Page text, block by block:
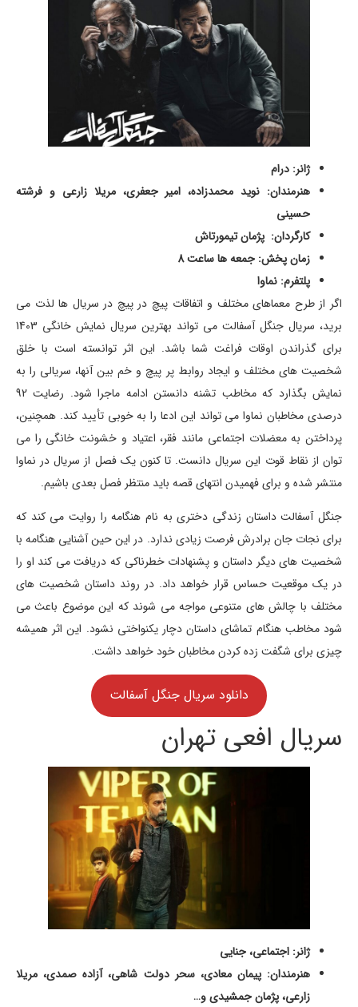
ژانر: درام
هنرمندان: نوید محمدزاده، امیر جعفری، مریلا زارعی و فرشته
حسینی
کارگردان: پژمان تیمورتاش
زمان پخش: جمعه ها ساعت 8
پلتفرم: نماوا
اگر از طرح معماهای مختلف و اتفاقات پیچ در پیچ در سریال ها لذت می
برید، سریال جنگل آسفالت می تواند بهترین سریال نمایش خانگی 1403
برای گذراندن اوقات فراغت شما باشد. این اثر توانسته است با خلق
شخصیت های مختلف و ایجاد روابط پر پیچ و خم بین آنها، سریالی را به
نمایش بگذارد که مخاطب تشنه دانستن ادامه ماجرا شود. رضایت 92
درصدی مخاطبان نماوا می تواند این ادعا را به خوبی تأیید کند. همچنین،
پرداختن به معضلات اجتماعی مانند فقر، اعتیاد و خشونت خانگی را می
توان از نقاط قوت این سریال دانست. تا کنون یک فصل از سریال در نماوا
منتشر شده و برای فهمیدن انتهای قصه باید منتظر فصل بعدی باشیم.
جنگل آسفالت داستان زندگی دختری به نام هنگامه را روایت می کند که
برای نجات جان برادرش فرصت زیادی ندارد. در این حین آشنایی هنگامه با
شخصیت های دیگر داستان و پشنهادات خطرناکی که دریافت می کند او را
در یک موقعیت حساس قرار خواهد داد. در روند داستان شخصیت های
مختلف با چالش های متنوعی مواجه می شوند که این موضوع باعث می
شود مخاطب هنگام تماشای داستان دچار یکنواختی نشود. این اثر همیشه
چیزی برای شگفت زده کردن مخاطبان خود خواهد داشت.
دانلود سریال جنگل آسفالت
سریال افعی تهران
ژانر: اجتماعی، جنایی
هنرمندان: پیمان معادی، سحر دولت شاهی، آزاده صمدی، مریلا
زارعی، پژمان جمشیدی و…